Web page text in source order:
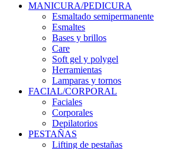
MANICURA/PEDICURA
Esmaltado semipermanente
Esmaltes
Bases y brillos
Care
Soft gel y polygel
Herramientas
Lamparas y tornos
FACIAL/CORPORAL
Faciales
Corporales
Depilatorios
PESTAÑAS
Lifting de pestañas